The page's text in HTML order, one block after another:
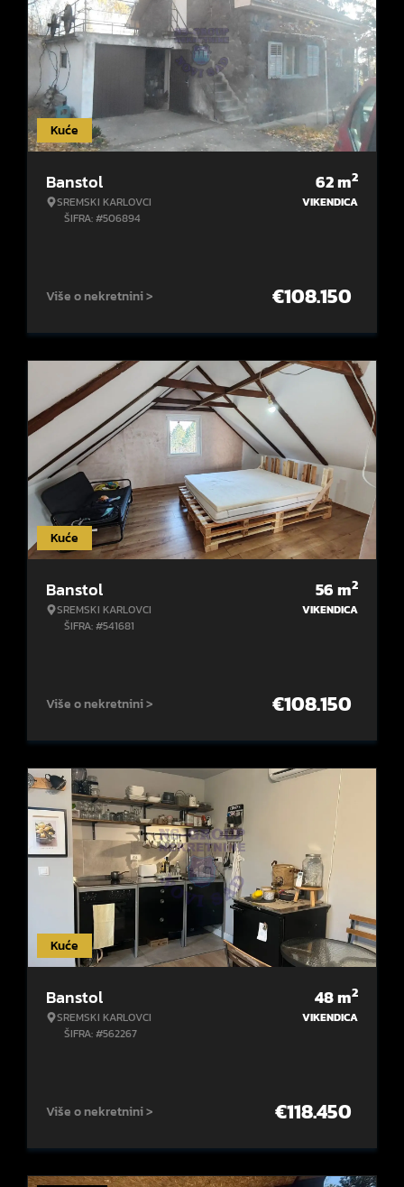
Kuće
Banstol
SREMSKI KARLOVCI
ŠIFRA: #506894
62m2
VIKENDICA
Više o nekretnini > €108.150
Kuće
Banstol
SREMSKI KARLOVCI
ŠIFRA: #541681
56m2
VIKENDICA
Više o nekretnini > €108.150
Kuće
Banstol
SREMSKI KARLOVCI
ŠIFRA: #562267
48m2
VIKENDICA
Više o nekretnini > €118.450